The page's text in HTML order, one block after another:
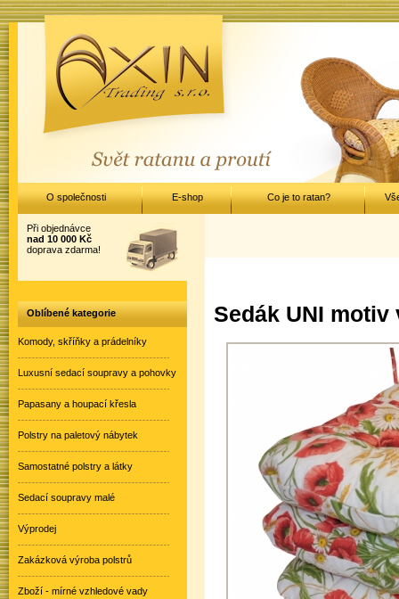
Sedák UNI
Při objednávce
nad 10 000 Kč
doprava zdarma!
Oblíbené kategorie
Komody, skříňky a prádelníky
Luxusní sedací soupravy a pohovky
Papasany a houpací křesla
Polstry na paletový nábytek
Samostatné polstry a látky
Sedací soupravy malé
Výprodej
Zakázková výroba polstrů
Zboží - mírné vzhledové vady
O společnosti E-shop Co je to ratan?